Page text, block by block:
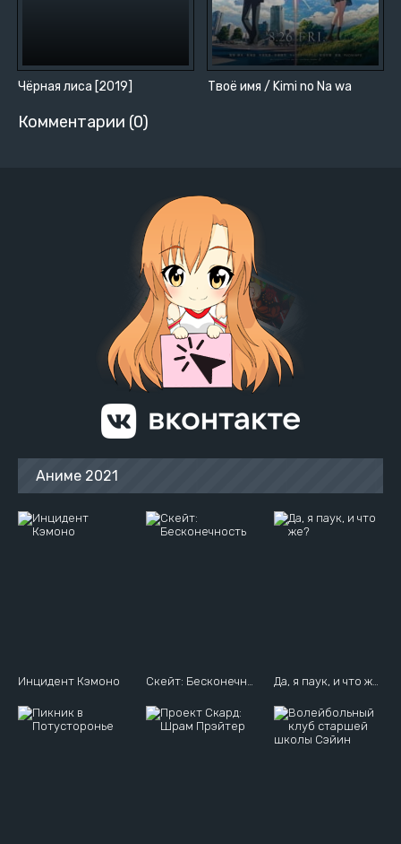
Чёрная лиса [2019] Твоё имя / Kimi no Na wa
Комментарии (0)
Аниме 2021
Инцидент Кэмоно Да, я паук, и что же?